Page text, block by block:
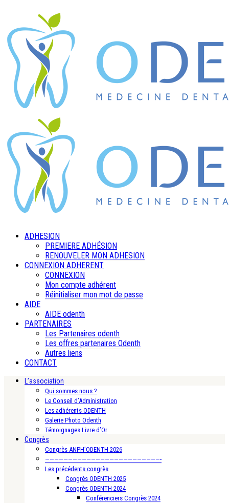
ADHESION
PREMIERE ADHÉSION
RENOUVELER MON ADHESION
CONNEXION ADHERENT
CONNEXION
Mon compte adhérent
Réinitialiser mon mot de passe
AIDE
AIDE odenth
PARTENAIRES
Les Partenaires odenth
Les offres partenaires Odenth
Autres liens
CONTACT
L’association
Qui sommes nous ?
Le Conseil d’Administration
Les adhérents ODENTH
Galerie Photo Odenth
Témoignages Livre d’Or
Congrès
Congrès ANPH’ODENTH 2026
—————————————————————————-
Les précédents congrès
Congrès ODENTH 2025
Congrès ODENTH 2024
Conférenciers Congrès 2024